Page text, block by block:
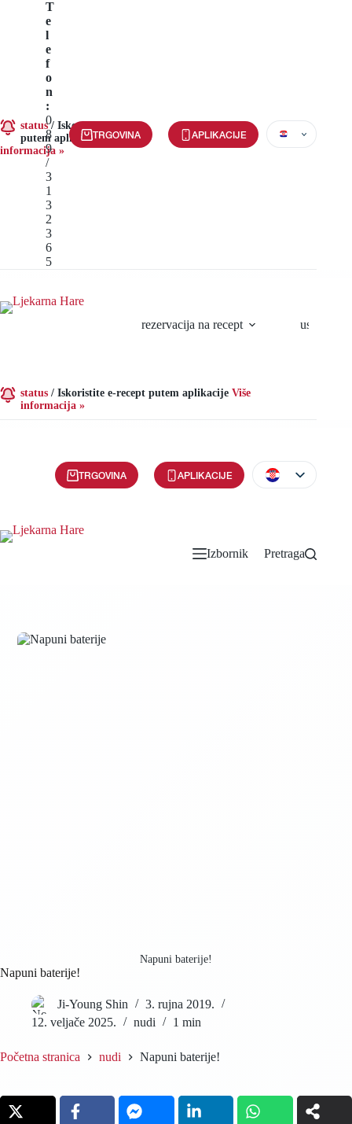
status/ Iskoristite e-recept
putem aplikacijeViše
informacija »
T
e
l
e
f
o
n
:
0
8
9
/
3
1
3
2
3
6
5
TRGOVINA APLIKACIJE
rezervacija na recept usluge
status / Iskoristite e-recept putem aplikacije Više
informacija »
TRGOVINA APLIKACIJE
Izbornik Pretraga
Napuni baterije!
Napuni baterije!
Ji-Young Shin
3. rujna 2019.
12. veljače 2025.
nudi 1 min
Početna stranica nudi Napuni baterije!